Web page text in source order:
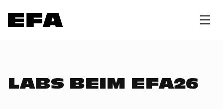
LABS BEIM EFA26